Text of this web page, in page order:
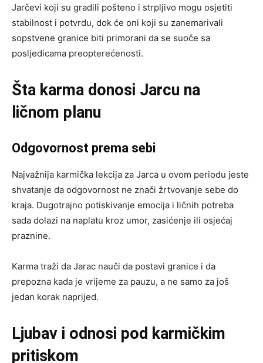
Jarčevi koji su gradili pošteno i strpljivo mogu osjetiti
stabilnost i potvrdu, dok će oni koji su zanemarivali
sopstvene granice biti primorani da se suoče sa
posljedicama preopterećenosti.
Šta karma donosi Jarcu na
ličnom planu
Odgovornost prema sebi
Najvažnija karmička lekcija za Jarca u ovom periodu jeste
shvatanje da odgovornost ne znači žrtvovanje sebe do
kraja. Dugotrajno potiskivanje emocija i ličnih potreba
sada dolazi na naplatu kroz umor, zasićenje ili osjećaj
praznine.
Karma traži da Jarac nauči da postavi granice i da
prepozna kada je vrijeme za pauzu, a ne samo za još
jedan korak naprijed.
Ljubav i odnosi pod karmičkim
pritiskom